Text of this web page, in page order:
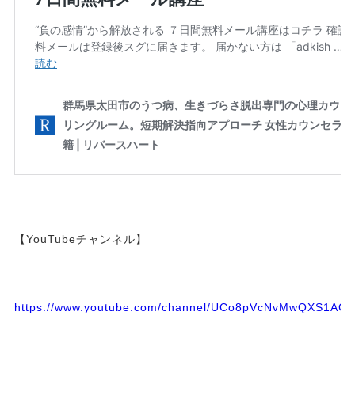
【YouTubeチャンネル】
https://www.youtube.com/channel/